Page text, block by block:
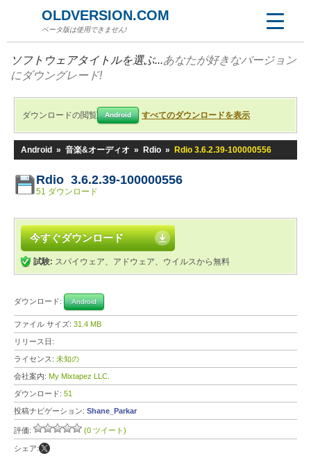
OLDVERSION.COM
ベータ版は使用できません!
ソフトウェアタイトルを選ぶ...あなたが好きなバージョン
にダウングレード!
ダウンロードの閲覧 Android すべてのダウンロードを表示
Android » 音楽&オーディオ » Rdio » Rdio 3.6.2.39-100000556
Rdio 3.6.2.39-100000556
51 ダウンロード
今すぐダウンロード
試験: スパイウェア、アドウェア、ウイルスから無料
ダウンロード: Android
ファイル サイズ: 31.4 MB
リリース日:
ライセンス: 未知の
会社案内: My Mixtapez LLC.
ダウンロード: 51
投稿ナビゲーション: Shane_Parkar
評価: (0 ツイート)
シェア: